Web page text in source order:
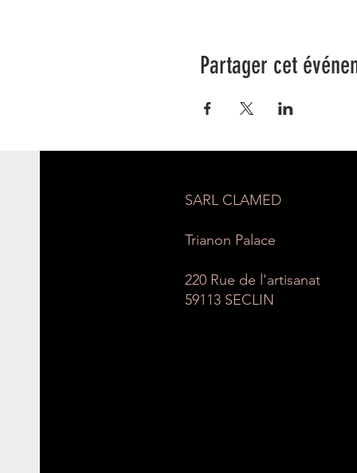
Partager cet
SARL CLAMED
Trianon Palace
220 Rue de l'artisanat
59113 SECLIN